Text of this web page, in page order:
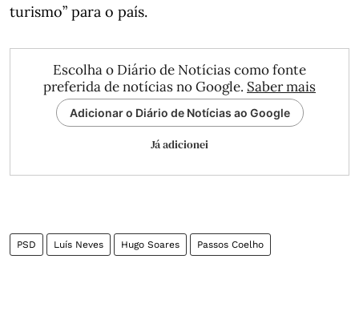
turismo” para o país.
Escolha o Diário de Notícias como fonte
preferida de notícias no Google. Saber mais
Adicionar o Diário de Notícias ao Google
Já adicionei
PSD Luís Neves Hugo Soares Passos Coelho